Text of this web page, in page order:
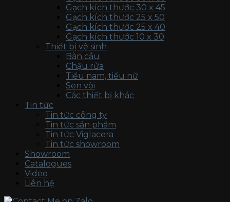
Gạch kích thước 30 x 45
Gạch kích thước 25 x 50
Gạch kích thước 25 x 40
Gạch kích thước 10 x 30
Thiết bị vệ sinh
Bàn cầu
Chậu rửa
Tiểu nam, tiểu nữ
Sen vòi
Các thiết bị khác
Tin tức
Tin tức công ty
Tin tức sản phẩm
Tin tức Viglacera
Tin tức showroom
Showroom
Catalogues
Video
Liên hệ